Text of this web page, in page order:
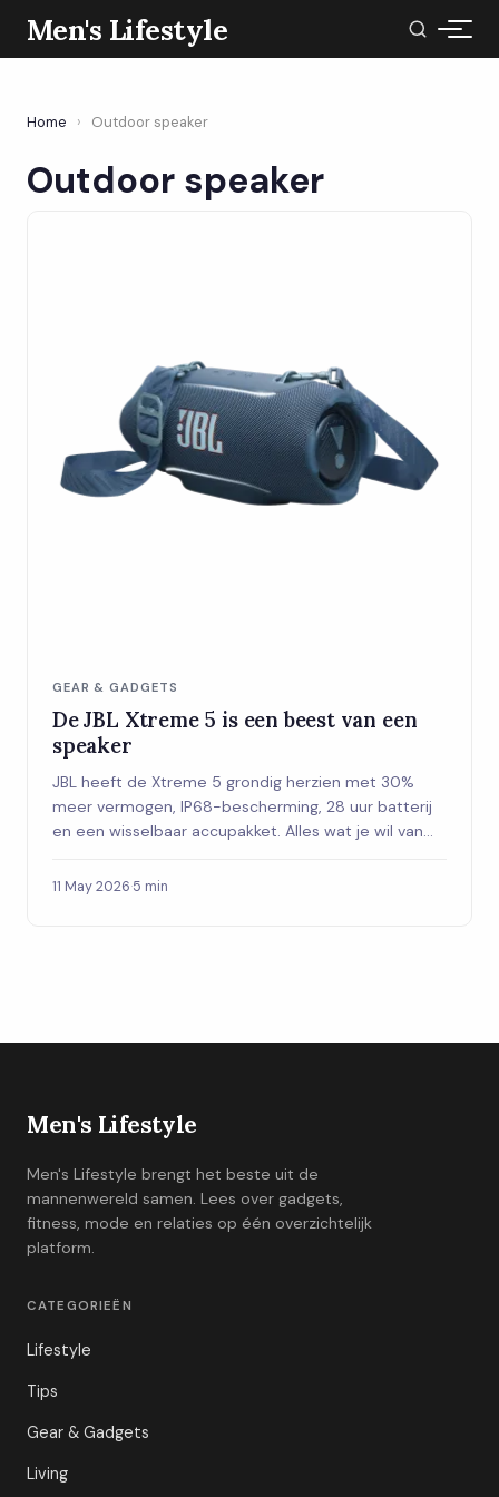
Men's Lifestyle
Home › Outdoor speaker
Outdoor speaker
GEAR & GADGETS
De JBL Xtreme 5 is een beest van een
speaker
JBL heeft de Xtreme 5 grondig herzien met 30%
meer vermogen, IP68-bescherming, 28 uur batterij
en een wisselbaar accupakket. Alles wat je wil van
11 May 2026·5 min
Men's Lifestyle
Men's Lifestyle brengt het beste uit de
mannenwereld samen. Lees over gadgets,
fitness, mode en relaties op één overzichtelijk
platform.
CATEGORIEËN
Lifestyle
Tips
Gear & Gadgets
Living